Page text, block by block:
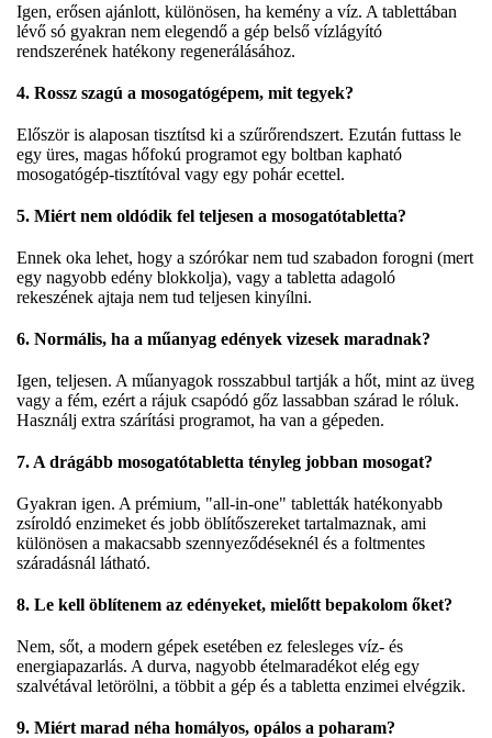
Igen, erősen ajánlott, különösen, ha kemény a víz. A tablettában
lévő só gyakran nem elegendő a gép belső vízlágyító
rendszerének hatékony regenerálásához.
4. Rossz szagú a mosogatógépem, mit tegyek?
Először is alaposan tisztítsd ki a szűrőrendszert. Ezután futtass le
egy üres, magas hőfokú programot egy boltban kapható
mosogatógép-tisztítóval vagy egy pohár ecettel.
5. Miért nem oldódik fel teljesen a mosogatótabletta?
Ennek oka lehet, hogy a szórókar nem tud szabadon forogni (mert
egy nagyobb edény blokkolja), vagy a tabletta adagoló
rekeszének ajtaja nem tud teljesen kinyílni.
6. Normális, ha a műanyag edények vizesek maradnak?
Igen, teljesen. A műanyagok rosszabbul tartják a hőt, mint az üveg
vagy a fém, ezért a rájuk csapódó gőz lassabban szárad le róluk.
Használj extra szárítási programot, ha van a gépeden.
7. A drágább mosogatótabletta tényleg jobban mosogat?
Gyakran igen. A prémium, "all-in-one" tabletták hatékonyabb
zsíroldó enzimeket és jobb öblítőszereket tartalmaznak, ami
különösen a makacsabb szennyeződéseknél és a foltmentes
száradásnál látható.
8. Le kell öblítenem az edényeket, mielőtt bepakolom őket?
Nem, sőt, a modern gépek esetében ez felesleges víz- és
energiapazarlás. A durva, nagyobb ételmaradékot elég egy
szalvétával letörölni, a többit a gép és a tabletta enzimei elvégzik.
9. Miért marad néha homályos, opálos a poharam?